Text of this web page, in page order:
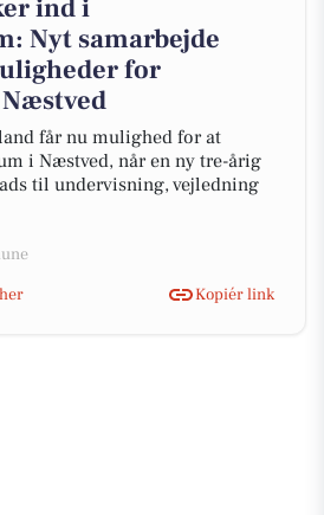
ind i
Nyt samarbejde
for
får nu mulighed for at
i Næstved, når en ny tre-årig
til undervisning, vejledning
Kopiér link